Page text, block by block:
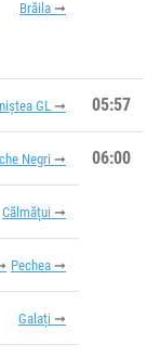
Brăila
GL 05:57
Negri 06:00
Călmățui
Pechea
Galați